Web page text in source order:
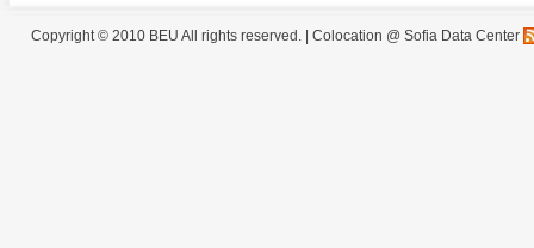
Copyright © 2010 BEU All rights reserved. | Colocation @ Sofia Data Center